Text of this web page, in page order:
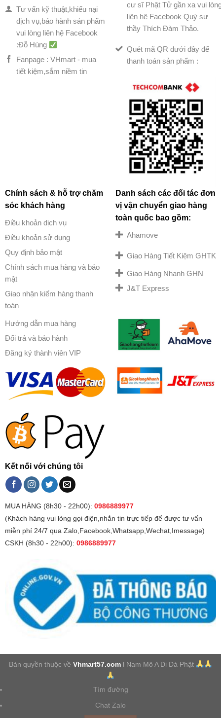
Tư vấn kỹ thuật,khiếu nại
dịch vụ,bảo hành sản phẩm
vui lòng liên hệ Facebook
:Đỗ Hùng
Fanpage : VHmart - mua
tiết kiệm,sắm niềm tin
cư sĩ Phật Tử gần xa vui
liên hệ Facebook Quý sư
thầy Thích Đàm Thảo.
Quét mã QR dưới đây để
thanh toán sản phẩm :
Chính sách & hỗ trợ chăm
sóc khách hàng
Điều khoản dịch vụ
Điều khoản sử dụng
Quy định bảo mật
Chính sách mua hàng và bảo
mật
Giao nhận kiểm hàng thanh
toán
Hướng dẫn mua hàng
Đổi trả và bảo hành
Đăng ký thành viên VIP
Danh sách các đối tác đơn
vị vận chuyển giao hàng
toàn quốc bao gồm:
Ahamove
Giao Hàng Tiết Kiệm GHTK
Giao Hàng Nhanh GHN
J&T Express
Kết nối với chúng tôi
MUA HÀNG (8h30 - 22h00): 0986889977
(Khách hàng vui lòng gọi điện,nhắn tin trực tiếp để được tư vấn
miễn phí 24/7 qua Zalo,Facebook,Whatsapp,Wechat,Imessage)
CSKH (8h30 - 22h00): 0986889977
Bản quyền thuộc vềVhmart57.com l Nam Mô A Di Đà Phật
Tìm đường
Chat Zalo